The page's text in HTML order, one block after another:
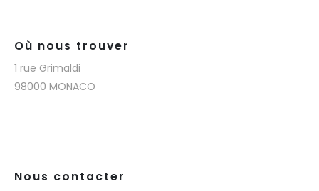
Où nous trouver
1 rue Grimaldi
98000 MONACO
Nous contacter